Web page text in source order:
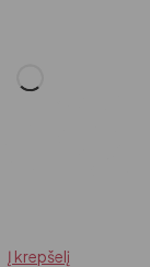
Į krepšelį